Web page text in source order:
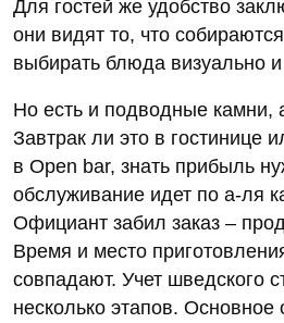
Для гостей же удобство
они видят то, что
выбирать блюда визуально
Но есть и подводные камни,
Завтрак ли это в гостинице
в Open bar, знать прибыль
обслуживание идет по а-ля
Официант забил заказ –
Время и место
совпадают. Учет шведского
несколько этапов. Основное